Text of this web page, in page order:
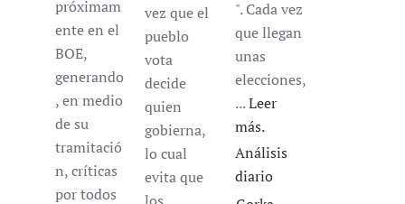
próximam
ente en el
BOE,
generando
, en medio
de su
tramitació
n, críticas
por todos
vez que el
pueblo
vota
decide
quien
gobierna,
lo cual
evita que
". Cada vez
que llegan
unas
elecciones,
...Leer
más.
Análisis
diario